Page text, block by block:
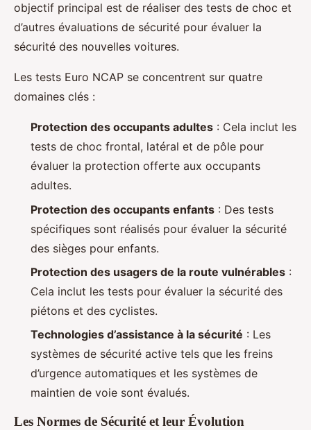
objectif principal est de réaliser des tests de choc et
d’autres évaluations de sécurité pour évaluer la
sécurité des nouvelles voitures.
Les tests Euro NCAP se concentrent sur quatre
domaines clés :
Protection des occupants adultes : Cela inclut les
tests de choc frontal, latéral et de pôle pour
évaluer la protection offerte aux occupants
adultes.
Protection des occupants enfants : Des tests
spécifiques sont réalisés pour évaluer la sécurité
des sièges pour enfants.
Protection des usagers de la route vulnérables :
Cela inclut les tests pour évaluer la sécurité des
piétons et des cyclistes.
Technologies d’assistance à la sécurité : Les
systèmes de sécurité active tels que les freins
d’urgence automatiques et les systèmes de
maintien de voie sont évalués.
Les Normes de Sécurité et leur Évolution